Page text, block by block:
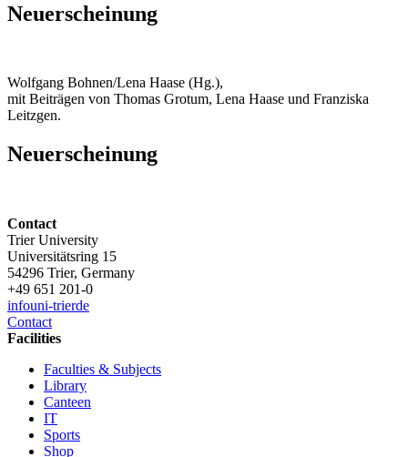
Neuerscheinung
Wolfgang Bohnen/Lena Haase (Hg.),
mit Beiträgen von Thomas Grotum, Lena Haase und Franziska
Leitzgen.
Neuerscheinung
Contact
Trier University
Universitätsring 15
54296 Trier, Germany
+49 651 201-0
infouni-trierde
Contact
Facilities
Faculties & Subjects
Library
Canteen
IT
Sports
Shop